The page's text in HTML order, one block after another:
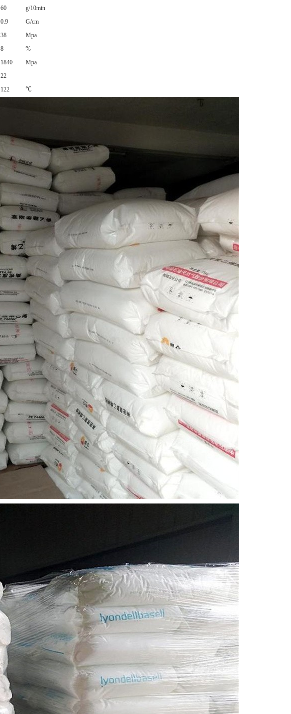
60
g/10min
0.9 G/cm
38
Mpa
8
%
1840
Mpa
22
122 ℃